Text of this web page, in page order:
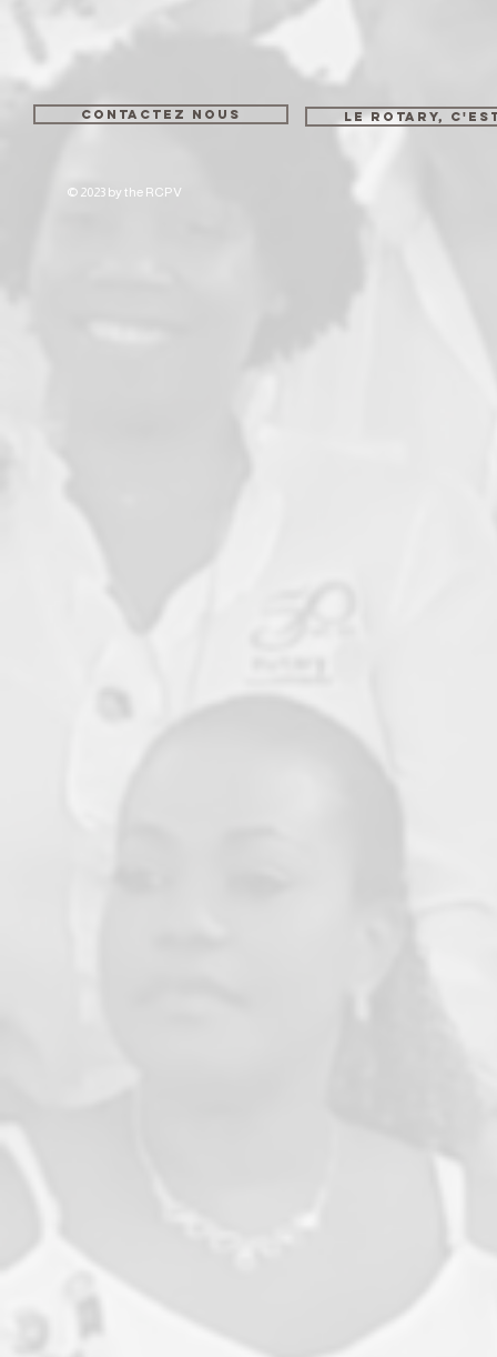
CONTACTEZ NOUS LE ROTARY,
© 2023 by the RCPV